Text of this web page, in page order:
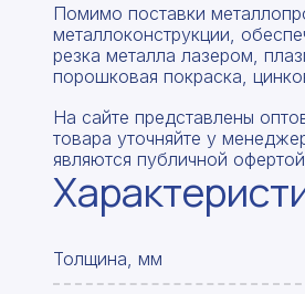
Помимо поставки
металлоконструкции,
резка металла лазером,
порошковая покраска,
На сайте представлены
товара уточняйте у
являются публичной
Толщина, мм